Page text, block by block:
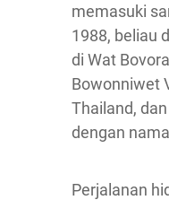
memasuki
1988, beliau
di Wat
Bowonniwet
Thailand,
dengan
Perjalanan